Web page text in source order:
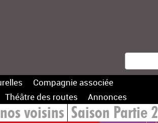
Compagnie associée
Théâtre des routes Annonces
voisins Saison Partie 2